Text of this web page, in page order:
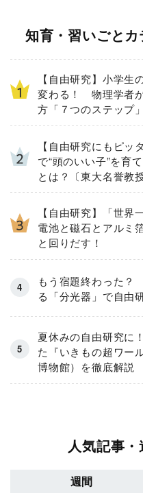
知育・習いごと
【自由研究】小学生
変わる！ 物理学者
方「７つのステップ」
【自由研究にもピッ
で“頭のいい子”を育
とは？〔東大名誉教
【自由研究】「世界
電池と磁石とアルミ
と回りだす！
もう宿題終わった？
る「分光器」で自由
夏休みの自由研究
た『いきもの超ワー
博物館）を徹底解説
人気記事
週間